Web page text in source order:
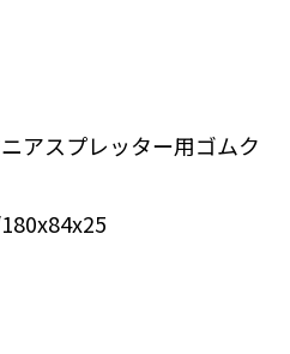
アスプレッター用ゴムク